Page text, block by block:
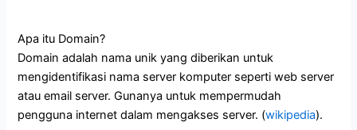
Apa itu Domain?
Domain adalah nama unik yang diberikan untuk
mengidentifikasi nama server komputer seperti web server
atau email server. Gunanya untuk mempermudah
pengguna internet dalam mengakses server. (wikipedia).